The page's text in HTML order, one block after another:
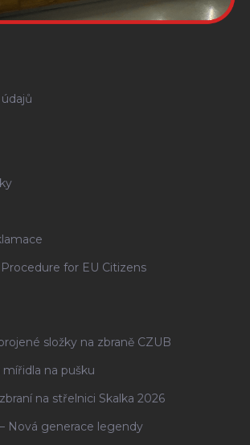
for EU Citizens
složky na zbraně CZUB
na pušku
na střelnici Skalka 2026
Nová generace legendy